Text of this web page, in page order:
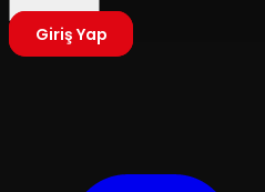
Giriş Yap